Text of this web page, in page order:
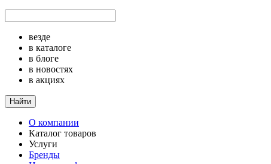
везде
в каталоге
в блоге
в новостях
в акциях
Найти
О компании
Каталог товаров
Услуги
Бренды